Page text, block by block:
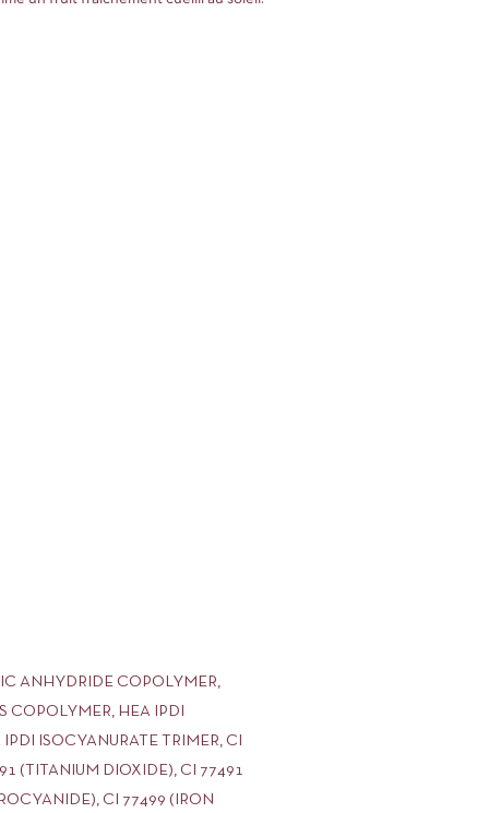
ANHYDRIDE COPOLYMER,
COPOLYMER, HEA IPDI
ISOCYANURATE TRIMER, CI
(TITANIUM DIOXIDE), CI 77491
CI 77499 (IRON